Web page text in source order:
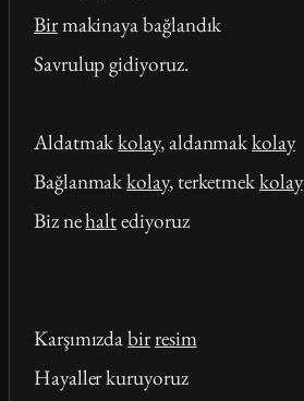
Birmakinaya bağlandık
Savrulup gidiyoruz.
Aldatmakkolay, aldanmakkolay
Bağlanmakkolay, terketmekkolay
Biz nehaltediyoruz
Karşımızdabirresim
Hayaller kuruyoruz